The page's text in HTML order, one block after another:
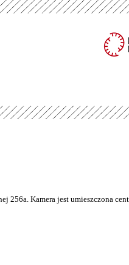
256a. Kamera jest umieszczona